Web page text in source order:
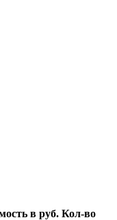
в руб. Кол-во